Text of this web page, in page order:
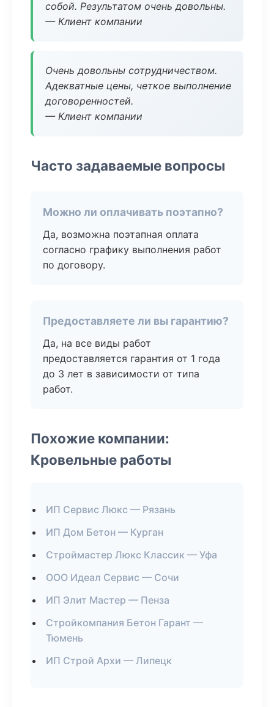
собой. Результатом очень довольны.
— Клиент компании
Очень довольны сотрудничеством.
Адекватные цены, четкое выполнение
договоренностей.
— Клиент компании
Часто задаваемые вопросы
Можно ли оплачивать поэтапно?
Да, возможна поэтапная оплата
согласно графику выполнения работ
по договору.
Предоставляете ли вы гарантию?
Да, на все виды работ
предоставляется гарантия от 1 года
до 3 лет в зависимости от типа
работ.
Похожие компании:
Кровельные работы
ИП Сервис Люкс — Рязань
ИП Дом Бетон — Курган
Строймастер Люкс Классик — Уфа
ООО Идеал Сервис — Сочи
ИП Элит Мастер — Пенза
Стройкомпания Бетон Гарант —
Тюмень
ИП Строй Архи — Липецк